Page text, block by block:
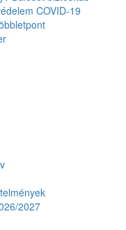
COVID-19
2027